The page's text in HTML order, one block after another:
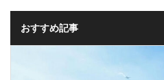
おすすめ記事